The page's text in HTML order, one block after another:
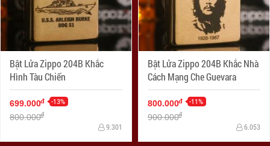
Bật Lửa Zippo 204B Khắc
Hình Tàu Chiến
699.000đ -13%
800.000đ
9.301
Bật Lửa Zippo 204B Khắc Nhà
Cách Mạng Che Guevara
800.000đ -11%
900.000đ
6.053